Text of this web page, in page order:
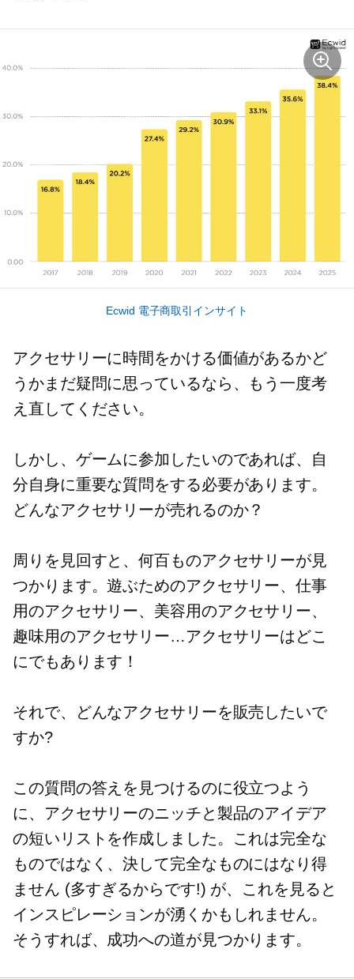
Ecwid 電子商取引インサイト
アクセサリーに時間をかける価値があるかど
うかまだ疑問に思っているなら、もう一度考
え直してください。
しかし、ゲームに参加したいのであれば、自
分自身に重要な質問をする必要があります。
どんなアクセサリーが売れるのか？
周りを見回すと、何百ものアクセサリーが見
つかります。遊ぶためのアクセサリー、仕事
用のアクセサリー、美容用のアクセサリー、
趣味用のアクセサリー…アクセサリーはどこ
にでもあります！
それで、どんなアクセサリーを販売したいで
すか?
この質問の答えを見つけるのに役立つよう
に、アクセサリーのニッチと製品のアイデア
の短いリストを作成しました。これは完全な
ものではなく、決して完全なものにはなり得
ません (多すぎるからです!) が、これを見ると
インスピレーションが湧くかもしれません。
そうすれば、成功への道が見つかります。